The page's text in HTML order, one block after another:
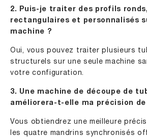
2. Puis-je traiter des profils
rectangulaires et personnalisés
machine ?
Oui, vous pouvez traiter plusieurs
structurels sur une seule machine
votre configuration.
3. Une machine de découpe de
améliorera-t-elle ma précision de
Vous obtiendrez une meilleure
les quatre mandrins synchronisés